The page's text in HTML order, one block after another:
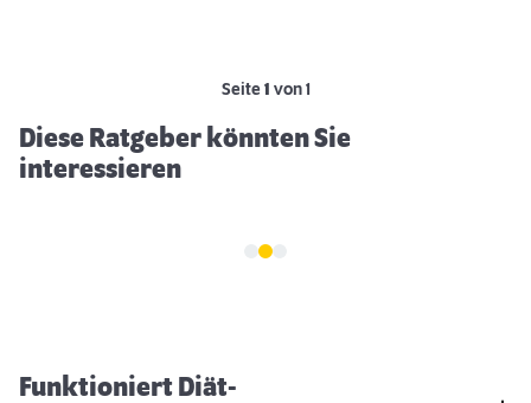
Seite1 von 1
Diese Ratgeber könnten Sie
interessieren
Funktioniert Diät-